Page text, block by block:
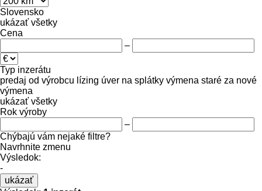
Slovensko
ukázať všetky
Cena
–
Typ inzerátu
predaj od výrobcu lízing úver na splátky výmena staré za nové
výmena
ukázať všetky
Rok výroby
–
Chýbajú vám nejaké filtre?
Navrhnite zmenu
Výsledok:
-
ukázať